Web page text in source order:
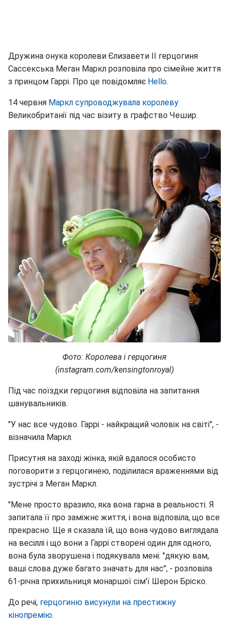
Дружина онука королеви Єлизавети II герцогиня
Сассекська Меган Маркл розповіла про сімейне життя
з принцом Гаррі. Про це повідомляє Нello.
14 червня Маркл супроводжувала королеву
Великобританії під час візиту в графство Чешир.
Фото: Королева і герцогиня
(instagram.com/kensingtonroyal)
Під час поїздки герцогиня відповіла на запитання
шанувальників.
"У нас все чудово. Гаррі - найкращий чоловік на світі", -
візначила Маркл.
Присутня на заході жінка, якій вдалося особисто
поговорити з герцогинею, поділилася враженнями від
зустрічі з Меган Маркл.
"Мене просто вразило, яка вона гарна в реальності. Я
запитала її про заміжнє життя, і вона відповіла, що все
прекрасно. Ще я сказала їй, що вона чудово виглядала
на весіллі і що вони з Гаррі створені один для одного,
вона була зворушена і подякувала мені: "дякую вам,
ваші слова дуже багато значать для нас", - розповіла
61-річна прихильниця монаршої сім'ї Шерон Бріско.
До речі, герцогиню висунули на престижну
кінопремію.